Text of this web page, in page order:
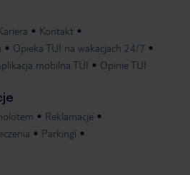
Kontakt
Opieka TUI na wakacjach 24/7
mobilna TUI Opinie TUI
Reklamacje
Parkingi